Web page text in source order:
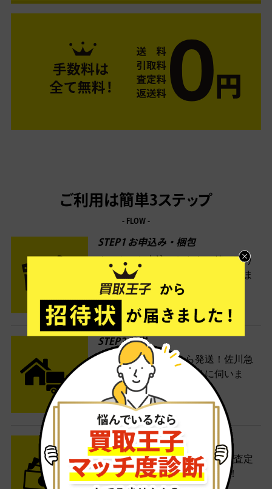
ご利用は簡単3ステップ
- FLOW -
STEP1 お申込み・梱包
ネットでお申込みしたら、箱に売り
たい商品をいろいろ詰めて梱包しま
す。
STEP2 発送
送料無料でご自宅から発送！佐川急
便がご自宅まで引き取りに伺いま
す。
STEP3 ご入金
査定結果はメールでお知らせ。査定
結果がOKなら金額をお支払い！